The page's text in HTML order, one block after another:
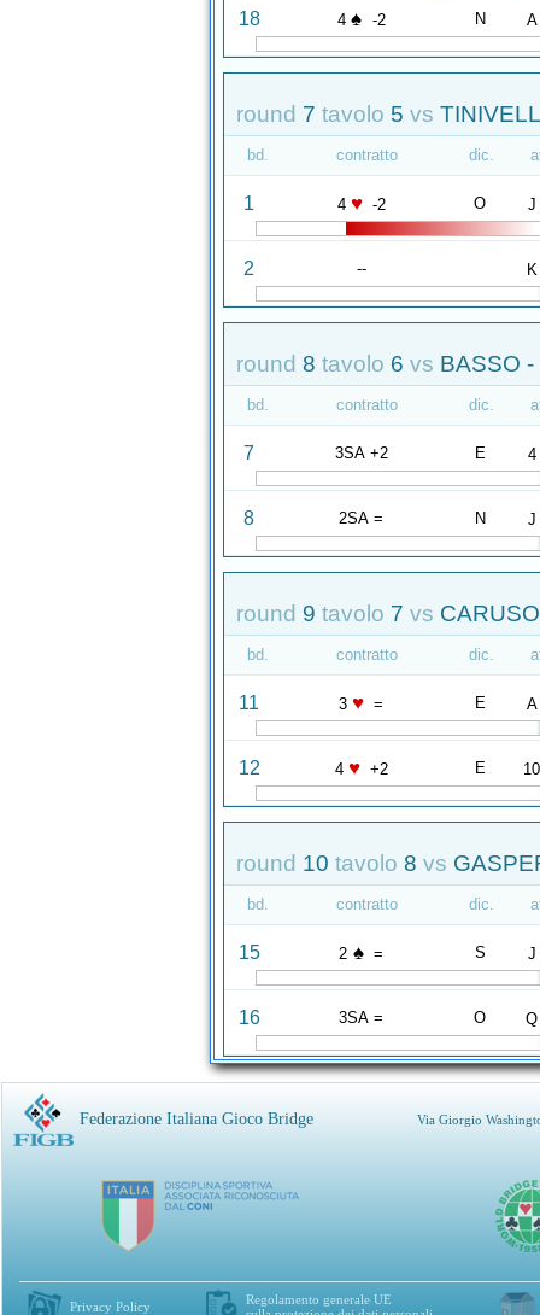
18 4 ♠ -2 N A
round 7 tavolo 5 vs
bd. contratto dic.
1 4 ♥ -2 O J
2 -- K
round 8 tavolo 6 vs BASSO
bd. contratto dic.
7 3SA +2 E 4
8 2SA = N J
round 9 tavolo 7 vs
bd. contratto dic.
11 3 ♥ = E A
12 4 ♥ +2 E 10
round 10 tavolo 8 vs
bd. contratto dic.
15 2 ♠ = S J
16 3SA = O Q
Federazione Italiana Gioco Bridge Via Giorgio
Privacy Policy
Regolamento generale UE